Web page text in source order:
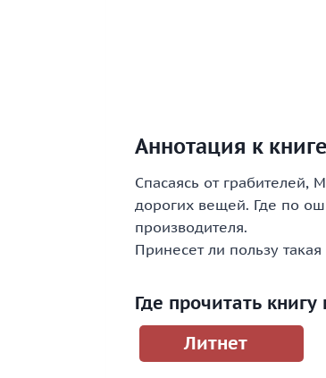
Аннотация к
Спасаясь от
дорогих вещей. Где по
производителя.
Принесет ли пользу такая
Где прочитать
Литнет